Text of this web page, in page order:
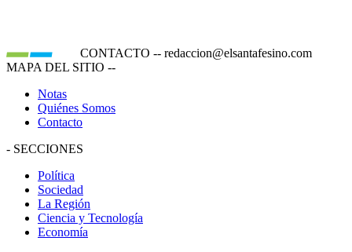
CONTACTO -- redaccion@elsantafesino.com
MAPA DEL SITIO --
Notas
Quiénes Somos
Contacto
- SECCIONES
Política
Sociedad
La Región
Ciencia y Tecnología
Economía